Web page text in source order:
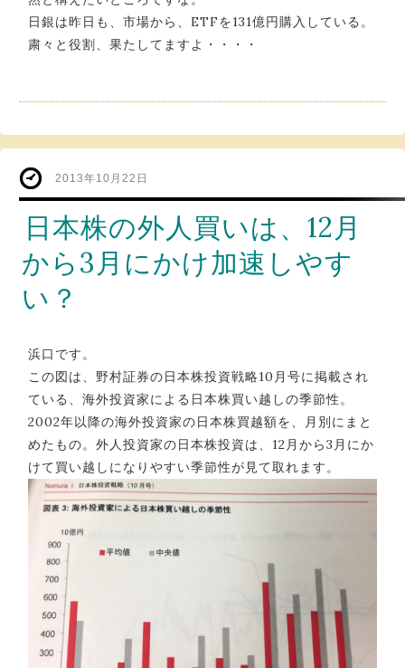
日銀は昨日も、市場から、ETFを131億円購入している。
粛々と役割、果たしてますよ・・・・
2013年10月22日
日本株の外人買いは、12月
から3月にかけ加速しやす
い？
浜口です。
この図は、野村証券の日本株投資戦略10月号に掲載され
ている、海外投資家による日本株買い越しの季節性。
2002年以降の海外投資家の日本株買越額を、月別にまと
めたもの。外人投資家の日本株投資は、12月から3月にか
けて買い越しになりやすい季節性が見て取れます。